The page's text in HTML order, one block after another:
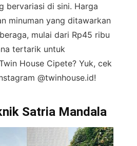
bervariasi di sini. Harga
minuman yang ditawarkan
mulai dari Rp45 ribu
tertarik untuk
House Cipete? Yuk, cek
@twinhouse.id!
Satria Mandala